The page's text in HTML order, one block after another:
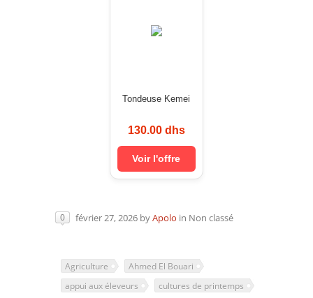
Tondeuse Kemei
130.00 dhs
Voir l'offre
0 février 27, 2026 byApolo in Non classé
Agriculture
Ahmed El Bouari
appui aux éleveurs
cultures de printemps